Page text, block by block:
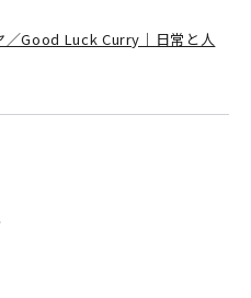
Good Luck Curry｜日常と人